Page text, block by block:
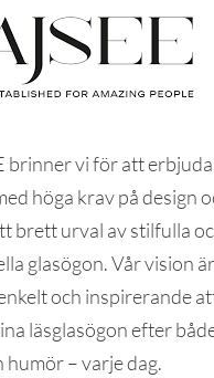
brinner vi för att erbjuda
höga krav på design
brett urval av stilfulla
glasögon. Vår vision
och inspirerande
läsglasögon efter
– varje dag.